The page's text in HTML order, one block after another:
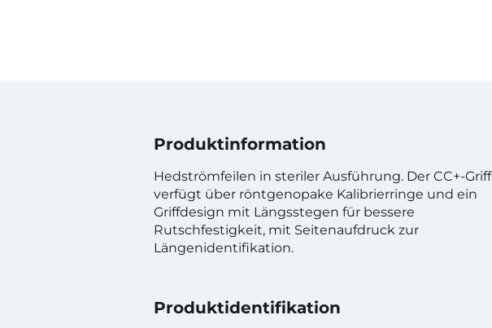
Produktinformation
Hedströmfeilen in steriler Ausführung. Der CC+-Griff
verfügt über röntgenopake Kalibrierringe und ein
Griffdesign mit Längsstegen für bessere
Rutschfestigkeit, mit Seitenaufdruck zur
Längenidentifikation.
Produktidentifikation